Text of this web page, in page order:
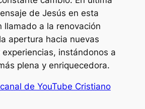
de Jesús en esta
llamado a la renovación
apertura hacia nuevas
instándonos a
plena y enriquecedora.
de YouTube Cristiano